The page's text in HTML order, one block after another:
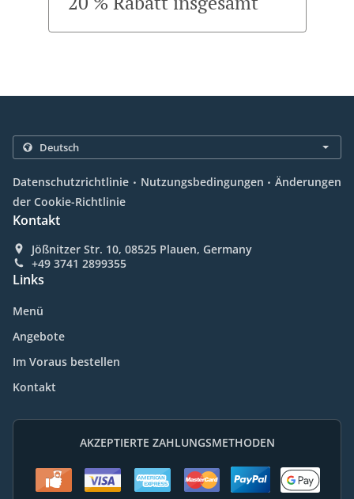
Datenschutzrichtlinie . Nutzungsbedingungen . Änderungen
der Cookie-Richtlinie
Kontakt
Jößnitzer Str. 10, 08525 Plauen, Germany
+49 3741 2899355
Links
Menü
Angebote
Im Voraus bestellen
Kontakt
AKZEPTIERTE ZAHLUNGSMETHODEN